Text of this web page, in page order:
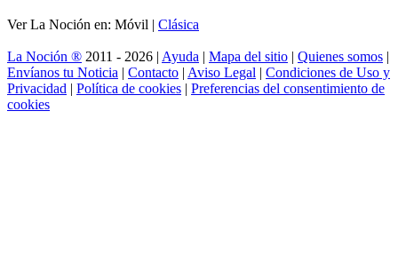
Ver La Noción en: Móvil | Clásica
La Noción ® 2011 - 2026 | Ayuda | Mapa del sitio | Quienes somos |
Envíanos tu Noticia | Contacto | Aviso Legal | Condiciones de Uso y
Privacidad | Política de cookies | Preferencias del consentimiento de
cookies